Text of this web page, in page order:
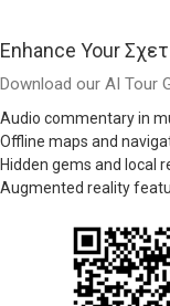
Enhance Your
Download our AI Tour
Audio commentary in
Offline maps and
Hidden gems and local
Augmented reality